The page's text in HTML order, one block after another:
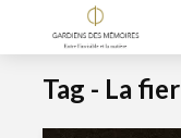
Tag - La